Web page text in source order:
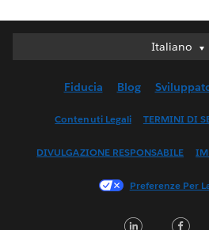
Italiano
Italiano
English (UK)
Français
한국어
Fiducia Blog
Contenuti Legali TERMINI DI
DIVULGAZIONE RESPONSABILE
Preferenze Per